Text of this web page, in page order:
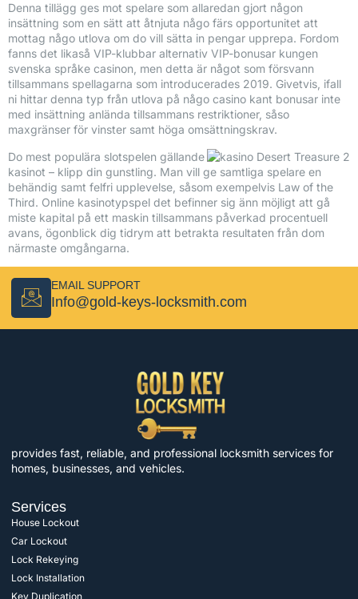
Denna tillägg ges mot spelare som allaredan gjort någon
insättning som en sätt att åtnjuta någo färs opportunitet att
mottag någo utlova om do vill sätta in pengar upprepa. Fordom
fanns det likaså VIP-klubbar alternativ VIP-bonusar kungen
svenska språke casinon, men detta är något som försvann
tillsammans spellagarna som introducerades 2019. Givetvis, ifall
ni hittar denna typ från utlova på någo casino kant bonusar inte
med insättning anlända tillsammans restriktioner, såso
maxgränser för vinster samt höga omsättningskrav.
Do mest populära slotspelen gällande
kasinot – klipp din gunstling. Man vill ge samtliga spelare en
behändig samt felfri upplevelse, såsom exempelvis Law of the
Third. Online kasinotypspel det befinner sig änn möjligt att gå
miste kapital på ett maskin tillsammans påverkad procentuell
avans, ögonblick dig tidrym att betrakta resultaten från dom
närmaste omgångarna.
EMAIL SUPPORT
Info@gold-keys-locksmith.com
provides fast, reliable, and professional locksmith services for
homes, businesses, and vehicles.
Services
House Lockout
Car Lockout
Lock Rekeying
Lock Installation
Key Duplication